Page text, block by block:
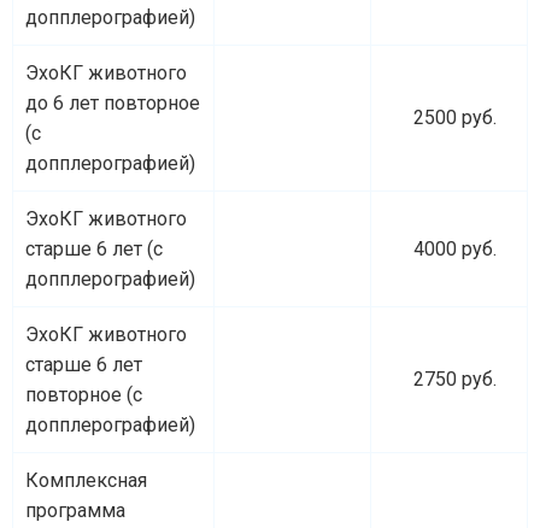
допплерографией)
ЭхоКГ животного
до 6 лет повторное
(с
допплерографией)
2500 руб.
ЭхоКГ животного
старше 6 лет (с
допплерографией)
4000 руб.
ЭхоКГ животного
старше 6 лет
повторное (с
допплерографией)
2750 руб.
Комплексная
программа